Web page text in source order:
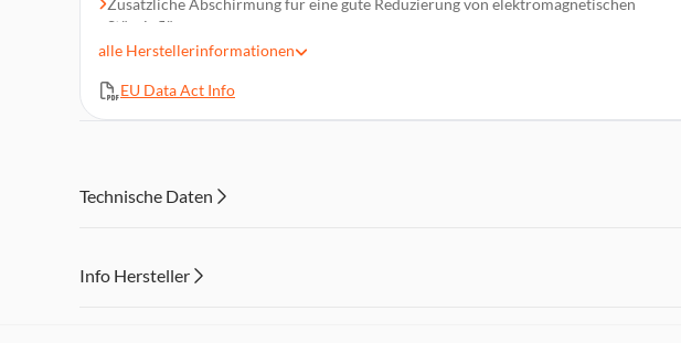
Zusätzliche Abschirmung für eine gute Reduzierung von elektromagnetischen
Störeinflüssen
Hochwertige Materialien und Verarbeitung gewährleisten eine exzellente
Optimiert für unkonfektionierte Rollenware, Verlege- und Installationskabel mit
flexiblem, mehrdrähtigem oder starrem Innenleiter
Mit farbcodierter LSA-Schneidklemmtechnik, für eine schnelle und einfache Montage
alle Herstellerinformationen
EU Data Act Info
Technische Daten
Info Hersteller